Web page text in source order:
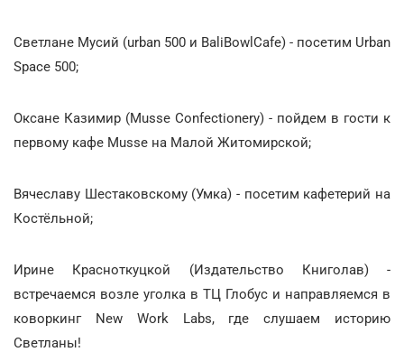
Светлане Мусий (urban 500 и BaliBowlCafe) - посетим Urban
Space 500;
Оксане Казимир (Musse Confectionery) - пойдем в гости к
первому кафе Musse на Малой Житомирской;
Вячеславу Шестаковскому (Умка) - посетим кафетерий на
Костёльной;
Ирине Красноткуцкой (Издательство Книголав) -
встречаемся возле уголка в ТЦ Глобус и направляемся в
коворкинг New Work Labs, где слушаем историю
Светланы!